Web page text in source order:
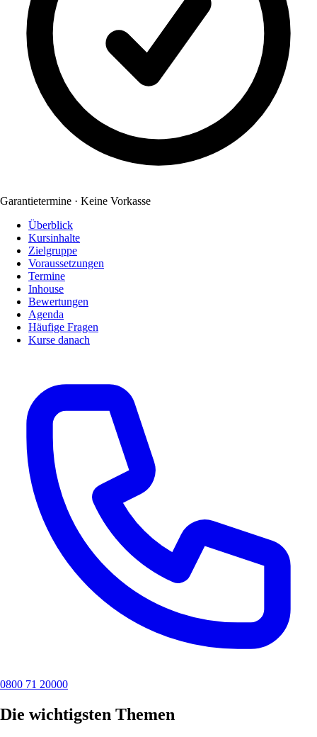
Garantietermine · Keine Vorkasse
Überblick
Kursinhalte
Zielgruppe
Voraussetzungen
Termine
Inhouse
Bewertungen
Agenda
Häufige Fragen
Kurse danach
0800 71 20000
Die wichtigsten Themen